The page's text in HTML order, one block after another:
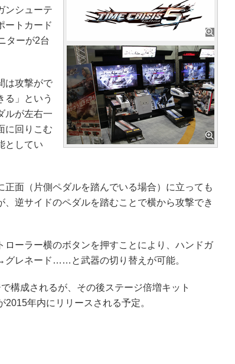
ンシューテ
ートカード
ターが2台
は攻撃がで
る」という
ルが左右一
に回りこむ
としてい
面（片側ペダルを踏んでいる場合）に立っても
逆サイドのペダルを踏むことで横から攻撃でき
ーラー横のボタンを押すことにより、ハンドガ
レネード……と武器の切り替えが可能。
成されるが、その後ステージ倍増キット
年内にリリースされる予定。